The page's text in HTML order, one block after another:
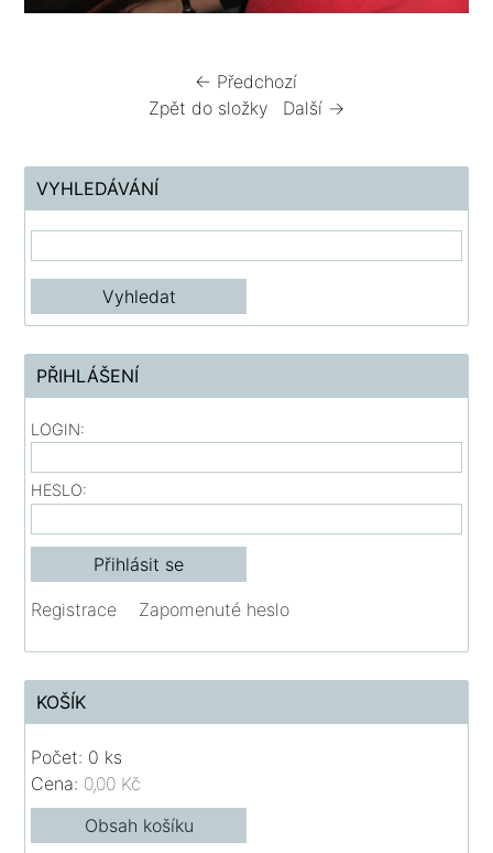
← Předchozí
Zpět do složky
Další →
VYHLEDÁVÁNÍ
PŘIHLÁŠENÍ
LOGIN:
HESLO:
Registrace Zapomenuté heslo
KOŠÍK
Počet: 0 ks
Cena: 0,00 Kč
Obsah košíku